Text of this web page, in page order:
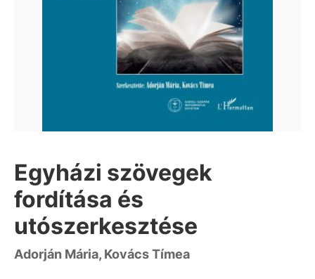
Egyházi szövegek
fordítása és
utószerkesztése
Adorján Mária, Kovács Tímea